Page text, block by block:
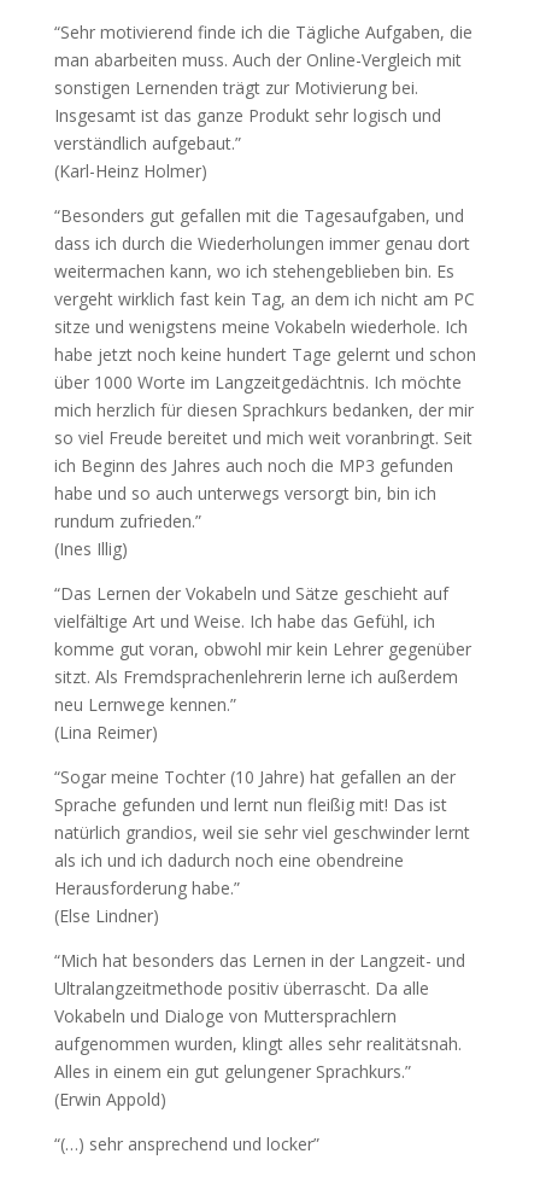
“Sehr motivierend finde ich die Tägliche Aufgaben, die
man abarbeiten muss. Auch der Online-Vergleich mit
sonstigen Lernenden trägt zur Motivierung bei.
Insgesamt ist das ganze Produkt sehr logisch und
verständlich aufgebaut.”
(Karl-Heinz Holmer)
“Besonders gut gefallen mit die Tagesaufgaben, und
dass ich durch die Wiederholungen immer genau dort
weitermachen kann, wo ich stehengeblieben bin. Es
vergeht wirklich fast kein Tag, an dem ich nicht am PC
sitze und wenigstens meine Vokabeln wiederhole. Ich
habe jetzt noch keine hundert Tage gelernt und schon
über 1000 Worte im Langzeitgedächtnis. Ich möchte
mich herzlich für diesen Sprachkurs bedanken, der mir
so viel Freude bereitet und mich weit voranbringt. Seit
ich Beginn des Jahres auch noch die MP3 gefunden
habe und so auch unterwegs versorgt bin, bin ich
rundum zufrieden.”
(Ines Illig)
“Das Lernen der Vokabeln und Sätze geschieht auf
vielfältige Art und Weise. Ich habe das Gefühl, ich
komme gut voran, obwohl mir kein Lehrer gegenüber
sitzt. Als Fremdsprachenlehrerin lerne ich außerdem
neu Lernwege kennen.”
(Lina Reimer)
“Sogar meine Tochter (10 Jahre) hat gefallen an der
Sprache gefunden und lernt nun fleißig mit! Das ist
natürlich grandios, weil sie sehr viel geschwinder lernt
als ich und ich dadurch noch eine obendreine
Herausforderung habe.”
(Else Lindner)
“Mich hat besonders das Lernen in der Langzeit- und
Ultralangzeitmethode positiv überrascht. Da alle
Vokabeln und Dialoge von Muttersprachlern
aufgenommen wurden, klingt alles sehr realitätsnah.
Alles in einem ein gut gelungener Sprachkurs.”
(Erwin Appold)
“(…) sehr ansprechend und locker”